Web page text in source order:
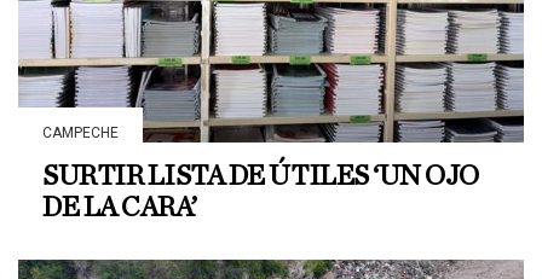
CAMPECHE
SURTIR LISTA DE ÚTILES ‘UN OJO
DE LA CARA’